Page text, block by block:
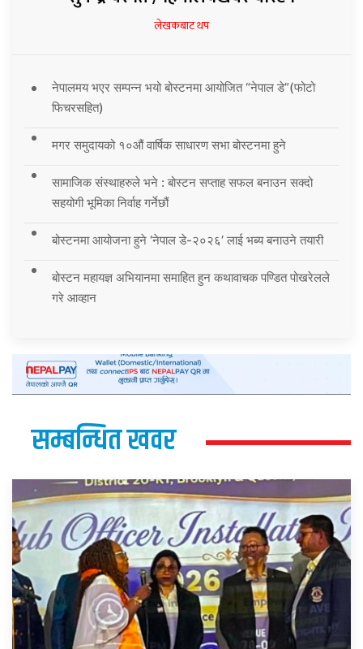
लेखकबाट थप
नेपालमय भएर सम्पन्न भयो बोस्टनमा आयोजित “नेपाल डे”(फोटो
फिचरसहित)
मगर समुदायको १०औं वार्षिक साधारण सभा बोस्टनमा हुने
सामाजिक संस्थाहरुले भने : बोस्टन सप्ताह सफल बनाउन सक्दो
सहयोगी भूमिका निर्वाह गर्नेछौं
बोस्टनमा आयोजना हुने ‘नेपाल डे-२०२६’ लाई भब्य बनाउने तयारी
बोस्टन महायज्ञ अभियानमा समाहित हुन कथावाचक पण्डित पोखरेलले
गरे आव्हान
सम्बन्धित खवर